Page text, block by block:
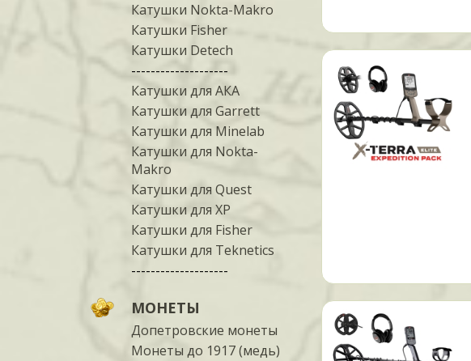
Катушки Nokta-Makro
Катушки Fisher
Катушки Detech
--------------------
Катушки для АКА
Катушки для Garrett
Катушки для Minelab
Катушки для Nokta-
Makro
Катушки для Quest
Катушки для XP
Катушки для Fisher
Катушки для Teknetics
--------------------
МОНЕТЫ
Допетровские монеты
Монеты до 1917 (медь)